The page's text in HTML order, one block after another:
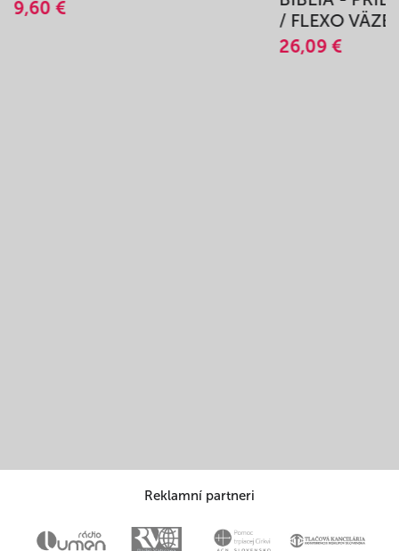
9,60 €
/ FLEXO
26,09 €
Reklamní partneri